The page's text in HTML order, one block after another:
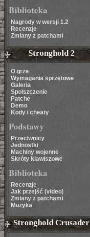
Biblioteka
Nagrody w wersji 1.2
Recenzje
Zmiany z patchami
Stronghold 2
O grze
Wymagania sprzętowe
Galeria
Spolszczenie
Patche
Demo
Kody i cheaty
Podstawy
Przeciwnicy
Jednostki
Machiny wojenne
Skróty klawiszowe
Biblioteka
Recenzje
Jak przejść (video)
Zmiany z patchami
Muzyka
Stronghold Crusader